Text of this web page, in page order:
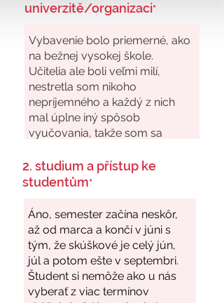
univerzitě/organizaci*
2. studium a přístup ke
studentům*